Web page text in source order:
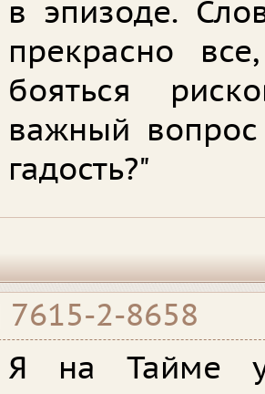
в эпизоде.
прекрасно
бояться
важный
гадость?"
7615-2-8658
Я на Тайме